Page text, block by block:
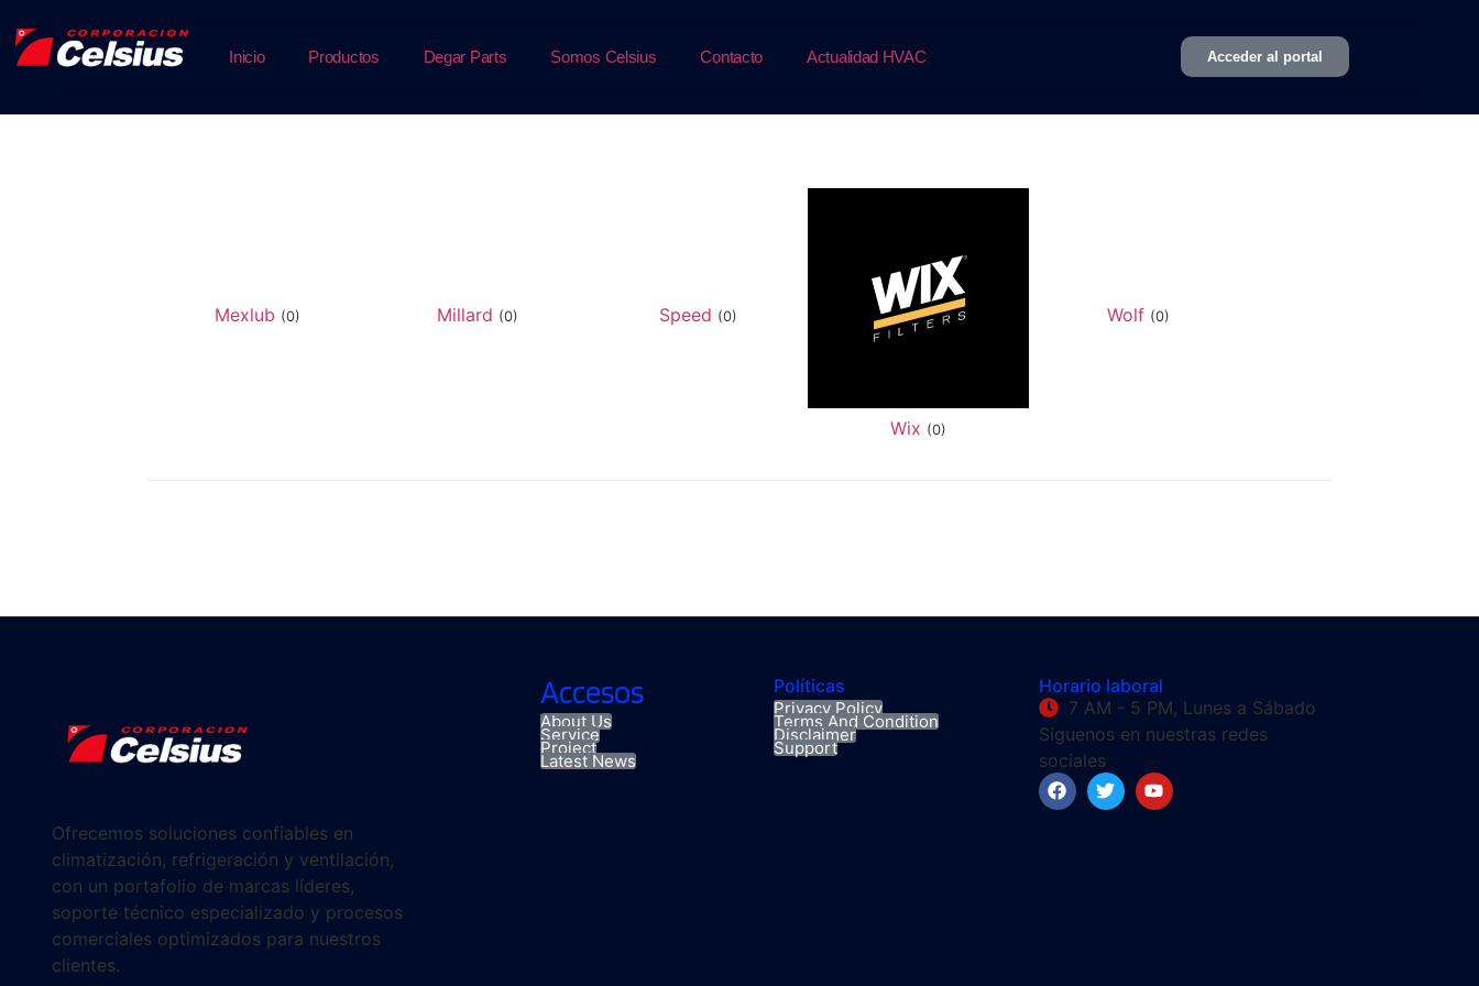
Inicio Productos Degar Parts Somos Celsius Contacto Actualidad HVAC Acceder al portal
Mexlub (0) Millard (0) Speed (0)
Wix (0)
Wolf (0)
Ofrecemos soluciones confiables en
climatización, refrigeración y ventilación,
con un portafolio de marcas líderes,
soporte técnico especializado y procesos
comerciales optimizados para nuestros
clientes.
Accesos
About Us
Service
Project
Latest News
Políticas
Privacy Policy
Terms And Condition
Disclaimer
Support
Horario laboral
7 AM - 5 PM, Lunes a Sábado
Siguenos en nuestras redes
sociales